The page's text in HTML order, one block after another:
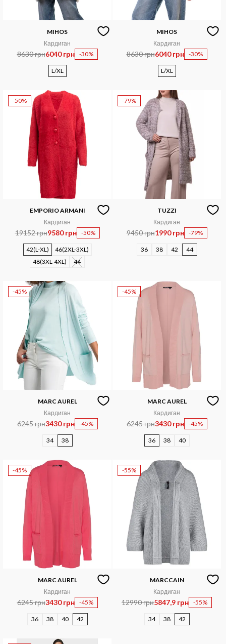
MIHOS
Кардиган
8630 грн6040 грн -30%
L/XL
MIHOS
Кардиган
8630 грн6040 грн -30%
L/XL
-50%
EMPORIO ARMANI
Кардиган
19152 грн9580 грн -50%
42(L-XL)
46(2XL-3XL)
48(3XL-4XL)
44
-79%
TUZZI
Кардиган
9450 грн1990 грн -79%
36 38 42 44
-45%
MARC AUREL
Кардиган
6245 грн3430 грн -45%
34 38
-45%
MARC AUREL
Кардиган
6245 грн3430 грн -45%
36 38 40
-45%
MARC AUREL
Кардиган
6245 грн3430 грн -45%
36 38 40 42
-55%
MARCCAIN
Кардиган
12990 грн5847,9 грн -55%
34 38 42